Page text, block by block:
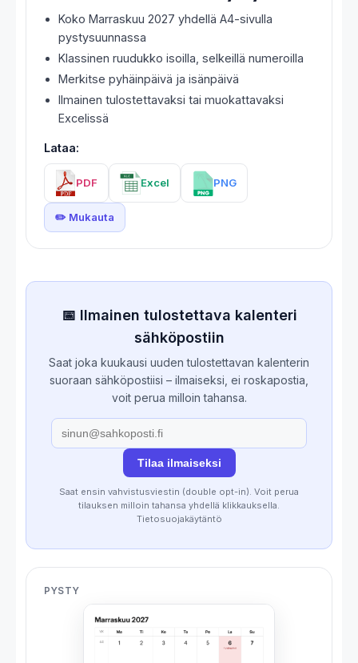
Koko Marraskuu 2027 yhdellä A4-sivulla
pystysuunnassa
Klassinen ruudukko isoilla, selkeillä numeroilla
Merkitse pyhäinpäivä ja isänpäivä
Ilmainen tulostettavaksi tai muokattavaksi
Excelissä
Lataa:
PDF Excel PNG
✏️ Mukauta
📅 Ilmainen tulostettava kalenteri
sähköpostiin
Saat joka kuukausi uuden tulostettavan kalenterin
suoraan sähköpostiisi – ilmaiseksi, ei roskapostia,
voit perua milloin tahansa.
Tilaa ilmaiseksi
Saat ensin vahvistusviestin (double opt-in). Voit perua
tilauksen milloin tahansa yhdellä klikkauksella.
Tietosuojakäytäntö
PYSTY